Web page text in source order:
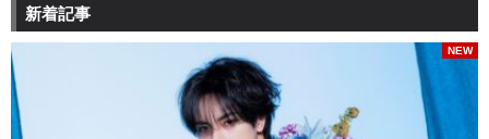
新着記事
NEW